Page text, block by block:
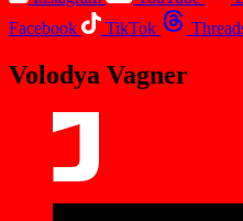
Facebook
TikTok
Volodya Vagner